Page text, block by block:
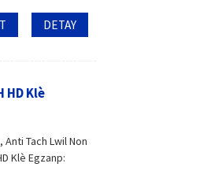
DETAY
HD Klè
Tach Lwil Non
Klè Egzanp: